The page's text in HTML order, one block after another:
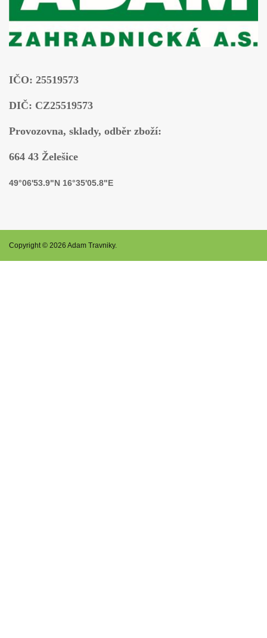
IČO: 25519573
DIČ: CZ25519573
Provozovna, sklady, odběr zboží:
664 43 Želešice
49°06'53.9"N 16°35'05.8"E
Copyright © 2026 Adam Travniky.